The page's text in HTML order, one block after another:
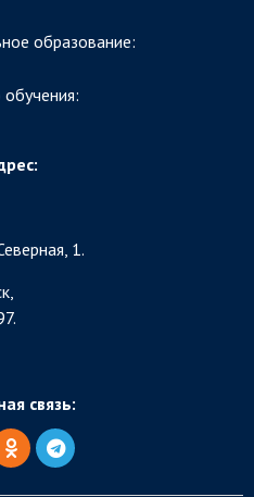
образование:
1.
связь: